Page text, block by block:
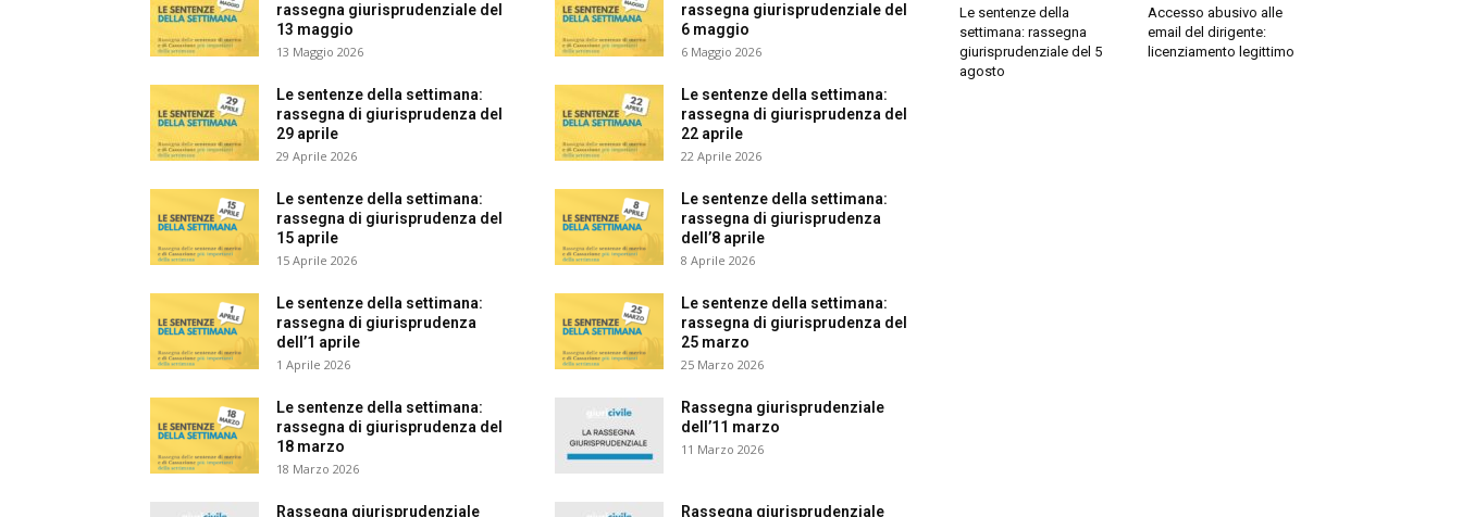
rassegna giurisprudenziale del
13 maggio
13 Maggio 2026
rassegna giurisprudenziale del
6 maggio
6 Maggio 2026
Le sentenze della settimana:
rassegna di giurisprudenza del
29 aprile
29 Aprile 2026
Le sentenze della settimana:
rassegna di giurisprudenza del
22 aprile
22 Aprile 2026
Le sentenze della settimana:
rassegna di giurisprudenza del
15 aprile
15 Aprile 2026
Le sentenze della settimana:
rassegna di giurisprudenza
dell’8 aprile
8 Aprile 2026
Le sentenze della settimana:
rassegna di giurisprudenza
dell’1 aprile
1 Aprile 2026
Le sentenze della settimana:
rassegna di giurisprudenza del
25 marzo
25 Marzo 2026
Le sentenze della settimana:
rassegna di giurisprudenza del
18 marzo
18 Marzo 2026
Rassegna giurisprudenziale
dell’11 marzo
11 Marzo 2026
Rassegna giurisprudenziale
Rassegna giurisprudenziale
Le sentenze della
settimana: rassegna
giurisprudenziale del 5
agosto
Accesso abusivo alle
email del dirigente:
licenziamento legittimo